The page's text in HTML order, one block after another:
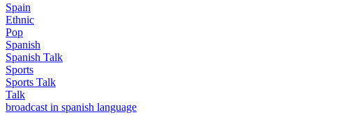
Spain
Ethnic
Pop
Spanish
Spanish Talk
Sports
Sports Talk
Talk
broadcast in spanish language